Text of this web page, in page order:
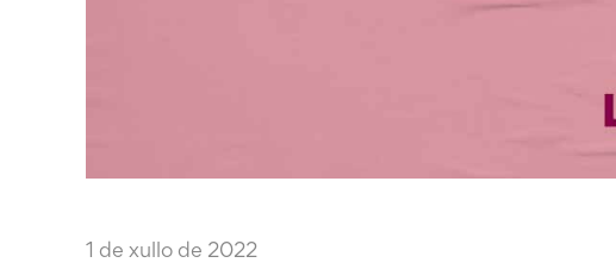
1 de xullo de 2022